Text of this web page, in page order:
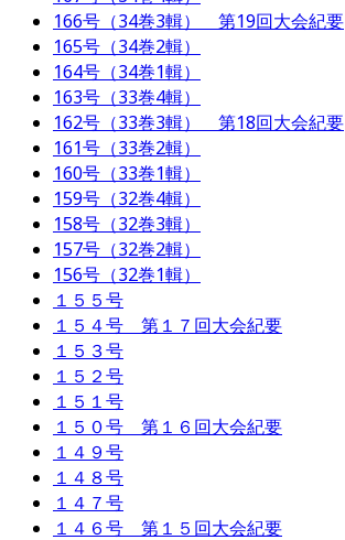
166号（34巻3輯） 第19回大会紀要
165号（34巻2輯）
164号（34巻1輯）
163号（33巻4輯）
162号（33巻3輯） 第18回大会紀要
161号（33巻2輯）
160号（33巻1輯）
159号（32巻4輯）
158号（32巻3輯）
157号（32巻2輯）
156号（32巻1輯）
１５５号
１５４号 第１７回大会紀要
１５３号
１５２号
１５１号
１５０号 第１６回大会紀要
１４９号
１４８号
１４７号
１４６号 第１５回大会紀要